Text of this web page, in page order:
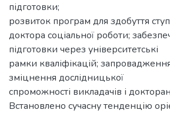
підготовки;
розвиток програм для здобуття
доктора соціальної роботи;
підготовки через університетські
рамки кваліфікацій;
зміцнення дослідницької
спроможності викладачів і
Встановлено сучасну тенденцію